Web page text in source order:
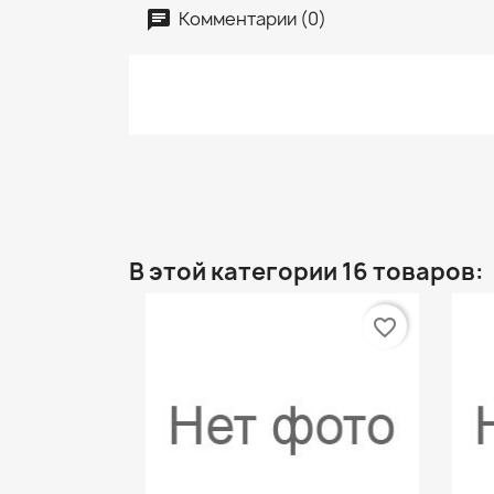
Комментарии (0)
В этой категории 16 товаров:
favorite_border